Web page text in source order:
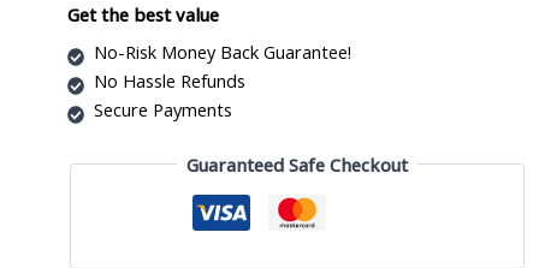
Mask
quantity
Get the best value
No-Risk Money Back Guarantee!
No Hassle Refunds
Secure Payments
Guaranteed Safe Checkout